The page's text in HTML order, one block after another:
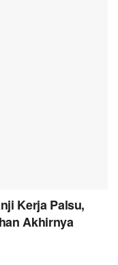
Kerja Palsu,
Akhirnya